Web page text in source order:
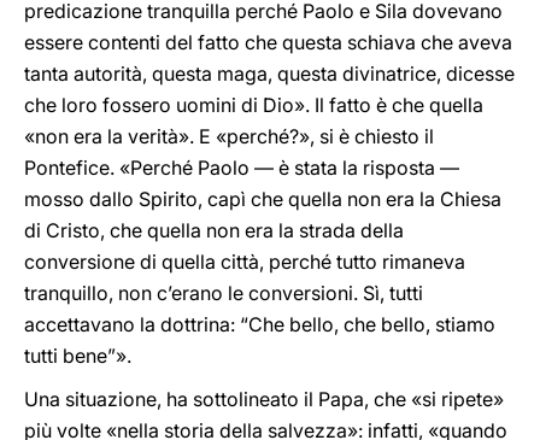
predicazione tranquilla perché Paolo e Sila dovevano
essere contenti del fatto che questa schiava che aveva
tanta autorità, questa maga, questa divinatrice, dicesse
che loro fossero uomini di Dio». Il fatto è che quella
«non era la verità». E «perché?», si è chiesto il
Pontefice. «Perché Paolo — è stata la risposta —
mosso dallo Spirito, capì che quella non era la Chiesa
di Cristo, che quella non era la strada della
conversione di quella città, perché tutto rimaneva
tranquillo, non c’erano le conversioni. Sì, tutti
accettavano la dottrina: “Che bello, che bello, stiamo
tutti bene”».
Una situazione, ha sottolineato il Papa, che «si ripete»
più volte «nella storia della salvezza»: infatti, «quando